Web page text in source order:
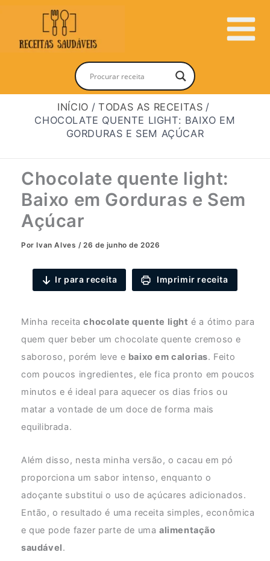
Main
INÍCIO
TODAS AS RECEITAS
CHOCOLATE QUENTE LIGHT: BAIXO EM
GORDURAS E SEM AÇÚCAR
Chocolate quente light:
Baixo em Gorduras e Sem
Açúcar
Por Ivan Alves/26 de junho de 2026
Ir para receita Imprimir receita
Minha receitachocolate quente light é a ótimo para
quem quer beber um chocolate quente cremoso e
saboroso, porém leve e baixo em calorias. Feito
com poucos ingredientes, ele fica pronto em poucos
minutos e é ideal para aquecer os dias frios ou
matar a vontade de um doce de forma mais
equilibrada.
Além disso, nesta minha versão, o cacau em pó
proporciona um sabor intenso, enquanto o
adoçante substitui o uso de açúcares adicionados.
Então, o resultado é uma receita simples, econômica
e que pode fazer parte de umaalimentação
saudável.